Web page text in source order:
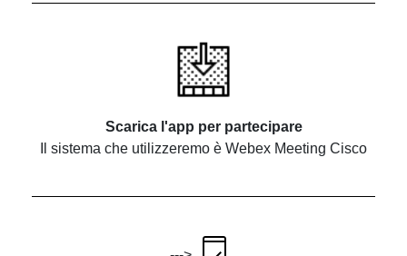
Scarica l'app per partecipare
Il sistema che utilizzeremo è Webex Meeting Cisco